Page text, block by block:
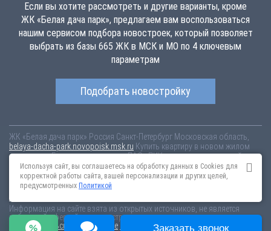
Если вы хотите рассмотреть и другие варианты, кроме
ЖК «Белая дача парк», предлагаем вам воспользоваться
нашим сервисом подбора новостроек, который позволяет
выбрать из базы 665 ЖК в МСК и МО по 4 ключевым
параметрам
Подобрать новостройку
ЖК «Белая дача парк» Россия Санкт-Петербург Московская область,
belaya-dacha-park.novopoisk.msk.ru Купить квартиру в новом жилом
комплексе «Белая дача парк» от «ПАО «ПИК-специализированный
застройщик»» в г. Котельники. Квартиры различных планировок от
7.44 млн рублей!
Информация на сайте взята из открытых источников, не является
публичной офертой и распространяется для ознакомления.
Пользовательское соглашение
Соглашение о размещении
Используя сайт, вы соглашаетесь на обработку данных в Cookies для
корректной работы сайта, вашей персонализации и других целей,
предусмотренных Политикой
Заказать звонок